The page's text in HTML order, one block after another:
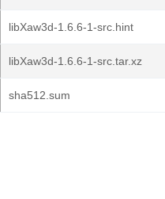
libXaw3d-1.6.6-1-src.hint
libXaw3d-1.6.6-1-src.tar.xz
sha512.sum